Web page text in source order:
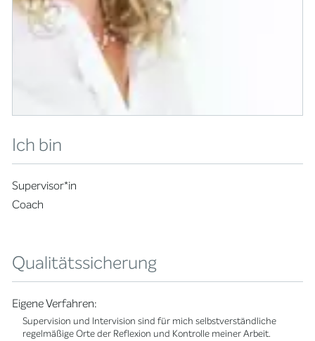
Ich bin
Supervisor*in
Coach
Qualitätssicherung
Eigene Verfahren:
Supervision und Intervision sind für mich selbstverständliche
regelmäßige Orte der Reflexion und Kontrolle meiner Arbeit.